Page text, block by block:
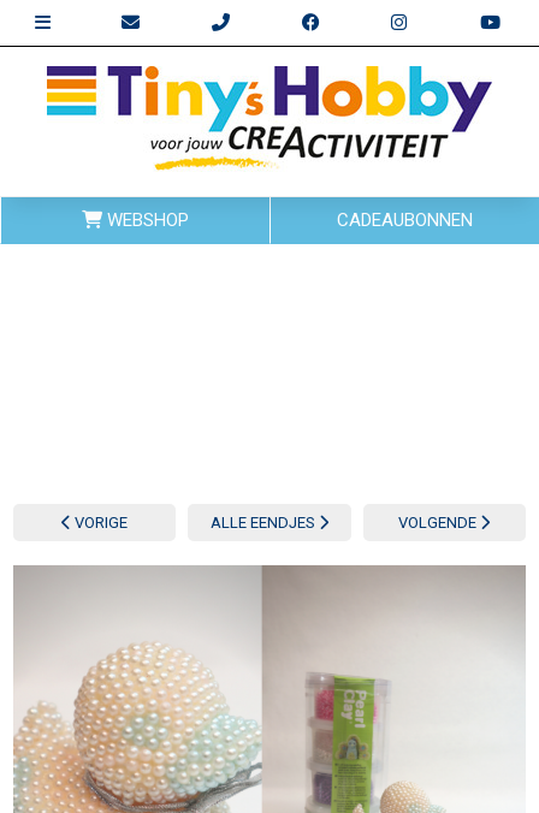
WEBSHOP CADEAUBONNEN
VORIGE ALLE EENDJES VOLGENDE